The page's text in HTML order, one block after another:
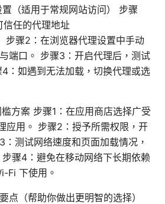
（适用于常规网站访问） 步骤
信任的代理地址
步骤2：在浏览器代理设置中手动
端口。 步骤3：开启代理后，测试
：如遇到无法加载，切换代理或选
方案 步骤1：在应用商店选择广受
应用。 步骤2：授予所需权限，开
测试网络速度和页面加载情况，
骤4：避免在移动网络下长期依赖
Fi 下使用。
点（帮助你做出更明智的选择）